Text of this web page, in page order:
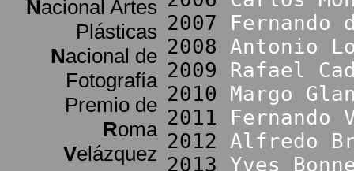
Nacional Artes
Plásticas
Nacional de
Fotografía
Premio de
Roma
Velázquez
2007 Fernando
2008 Antonio
2009 Rafael
2010 Margo
2011 Fernando
2012 Alfredo
2013 Yves